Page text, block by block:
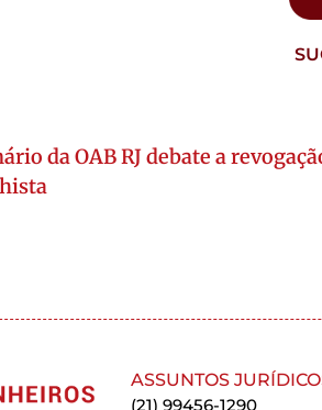
da OAB RJ debate a
ASSUNTOS
(21) 99456-1290